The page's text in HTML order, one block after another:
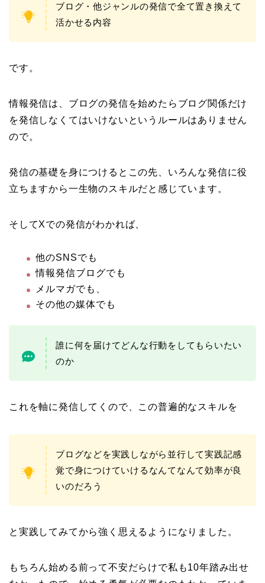
ブログ・他ジャンルの発信で全て置き換えて
活かせる内容
です。
情報発信は、ブログの発信を始めたらブログ関係だけ
を発信しなくてはいけないというルールはありません
ので。
発信の基礎を身につけるとこの先、いろんな発信に役
立ちますから一生物のスキルだと感じています。
そしてXでの発信がわかれば、
他のSNSでも
情報発信ブログでも
メルマガでも、
その他の媒体でも
誰に何を届けてどんな行動をしてもらいたい
のか
これを軸に発信してくので、この普遍的なスキルを
ブログなどを実践しながら並行して実践記感
覚で身につけていけるなんてなんて効率が良
いのだろう
と実践してみてから強く思えるようになりました。
もちろん始める前って不安だらけで私も10年踏み出せ